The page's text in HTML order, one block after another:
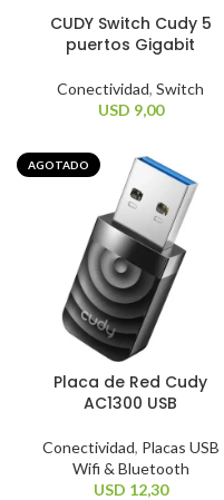
CUDY Switch Cudy 5
puertos Gigabit
Conectividad, Switch
USD 9,00
AGOTADO
Placa de Red Cudy
AC1300 USB
Conectividad, Placas USB
Wifi & Bluetooth
USD 12,30